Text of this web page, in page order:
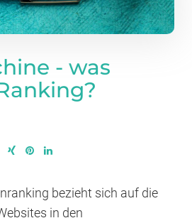
- was
bezieht sich auf die
in den